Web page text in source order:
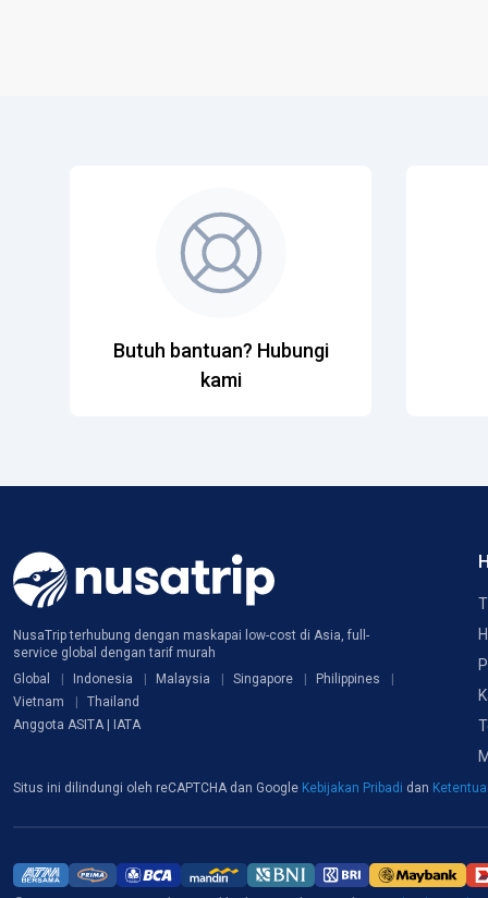
Butuh bantuan? Hubungi
kami
NusaTrip terhubung dengan maskapai low-cost di Asia, full-
service global dengan tarif murah
Global
Indonesia Malaysia Singapore
Philippines
Vietnam
Thailand
Anggota ASITA | IATA
Situs ini dilindungi oleh reCAPTCHA dan Google Kebijakan Pribadi dan